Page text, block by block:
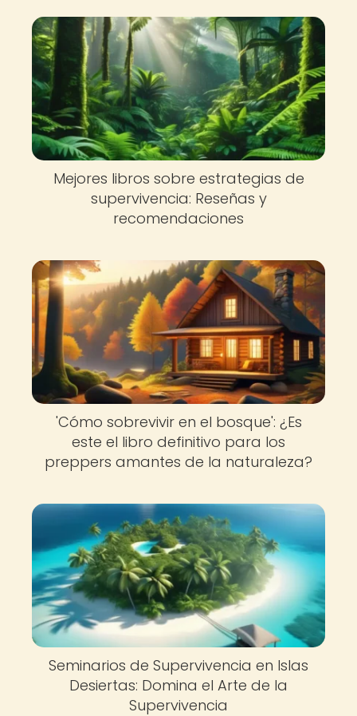
Mejores libros sobre estrategias de
supervivencia: Reseñas y
recomendaciones
'Cómo sobrevivir en el bosque': ¿Es
este el libro definitivo para los
preppers amantes de la naturaleza?
Seminarios de Supervivencia en Islas
Desiertas: Domina el Arte de la
Supervivencia